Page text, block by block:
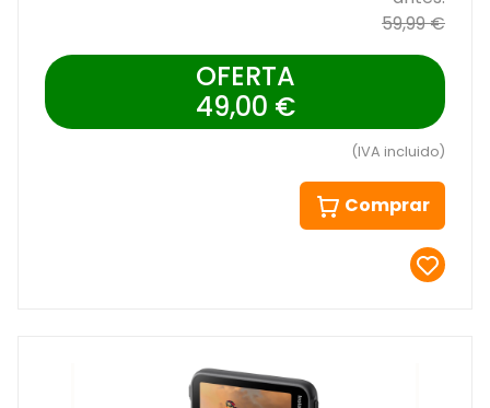
59,99 €
OFERTA
49,00 €
(IVA incluido)
Comprar